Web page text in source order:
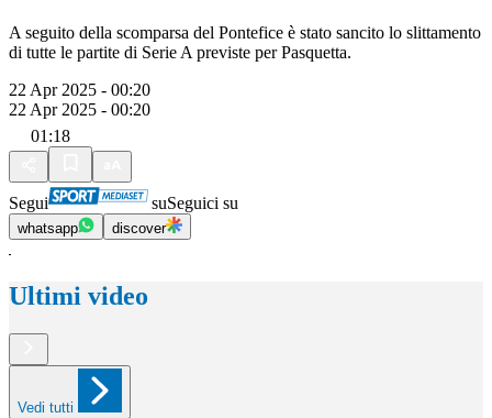
A seguito della scomparsa del Pontefice è stato sancito lo slittamento
di tutte le partite di Serie A previste per Pasquetta.
22 Apr 2025 - 00:20
22 Apr 2025 - 00:20
01:18
Segui suSeguici su
whatsapp discover
Ultimi video
Vedi tutti